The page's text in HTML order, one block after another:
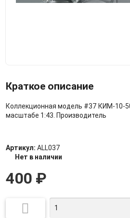
Краткое описание
Коллекционная модель #37 КИМ-10-
масштабе 1:43. Производитель
Артикул: ALL037
Нет в наличии
400 ₽
